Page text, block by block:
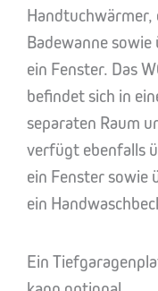
Handtuchwärmer,
Badewanne sowie
ein Fenster. Das
befindet sich in
separaten Raum
verfügt ebenfalls
ein Fenster sowie
ein
Ein